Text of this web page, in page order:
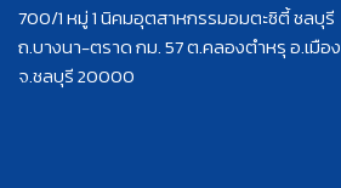
700/1 หมู่ 1 นิคมอุตสาหกรรมอมตะซิตี้ ชลบุรี
ถ.บางนา-ตราด กม. 57 ต.คลองตำหรุ อ.เมือง
จ.ชลบุรี 20000